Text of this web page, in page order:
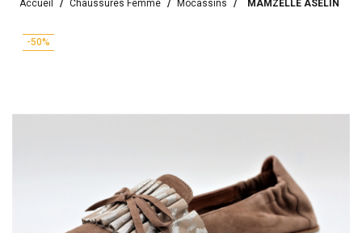
Accueil Chaussures Femme Mocassins MAMZELLE ASELIN
-50%